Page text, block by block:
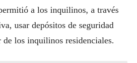
a los inquilinos, a través
usar depósitos de seguridad
de los inquilinos residenciales.